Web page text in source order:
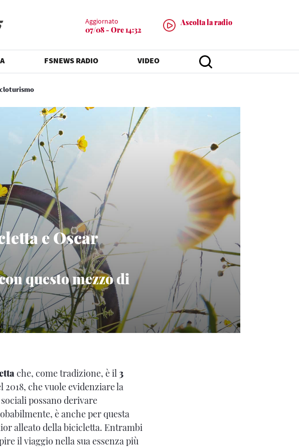
Aggiornato
07/08 - Ore 14:32
Ascolta la radio
FSNEWS RADIO VIDEO
e Oscar
questo mezzo di
che, come tradizione, è il3
2018, che vuole evidenziare la
possano derivare
è anche per questa
alleato della bicicletta. Entrambi
il viaggio nella sua essenza più